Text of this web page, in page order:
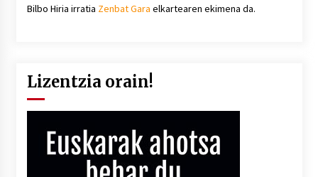
Bilbo Hiria irratia Zenbat Gara elkartearen ekimena da.
Lizentzia orain!